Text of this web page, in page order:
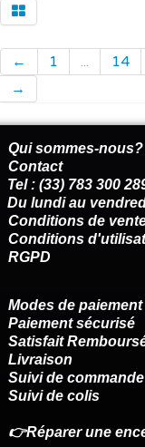
← 1 ... 14
→
Qui sommes-nous?
Contact
Tel : (33) 783 300
Du lundi au
Conditions de
Conditions
RGPD
Modes de paiement
Paiement sécurisé
Satisfait
Livraison
Suivi de commande
Suivi de colis
👉Réparer une